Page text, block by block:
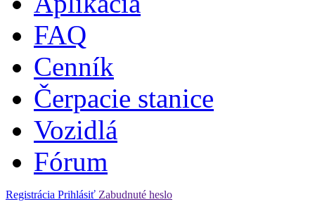
FAQ
Cenník
Čerpacie stanice
Vozidlá
Fórum
Registrácia Prihlásiť Zabudnuté heslo